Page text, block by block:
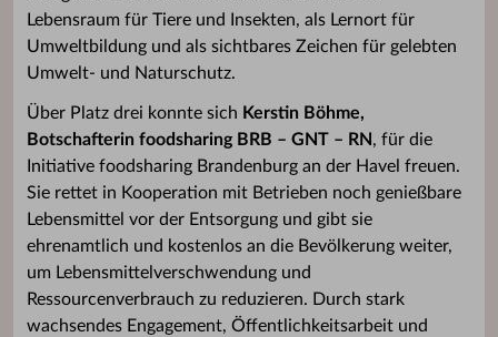
Lebensraum für Tiere und Insekten, als Lernort für
Umweltbildung und als sichtbares Zeichen für gelebten
Umwelt- und Naturschutz.
Über Platz drei konnte sich Kerstin Böhme,
Botschafterin foodsharing BRB – GNT – RN, für die
Initiative foodsharing Brandenburg an der Havel freuen.
Sie rettet in Kooperation mit Betrieben noch genießbare
Lebensmittel vor der Entsorgung und gibt sie
ehrenamtlich und kostenlos an die Bevölkerung weiter,
um Lebensmittelverschwendung und
Ressourcenverbrauch zu reduzieren. Durch stark
wachsendes Engagement, Öffentlichkeitsarbeit und